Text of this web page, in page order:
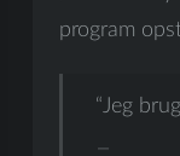
program
“Jeg